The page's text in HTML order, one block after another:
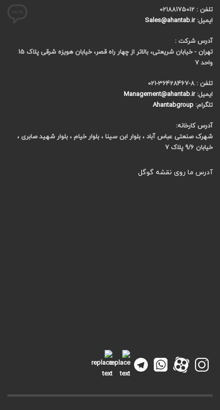
تلفن : 02188175012
ایمیل:Sales@ahantab.ir
آدرس شرکت :
تهران - خیابان شریعتی، بالاتر از چهار راه قصر، خیابان هویزه شرقی پلاک 15
واحد 7
تلفن : 8-36428467-021
ایمیل:Management@ahantab.ir
تلگرام: Ahantabgroup
آدرس کارخانه:
شهرک صنعتی عباس آباد ، بلوار ابن سینا ، بلوار خیام ، بلوار شهید صابری ،
خیابان 9/6 پلاک 7
آدرس ما روی نقشه گوگل